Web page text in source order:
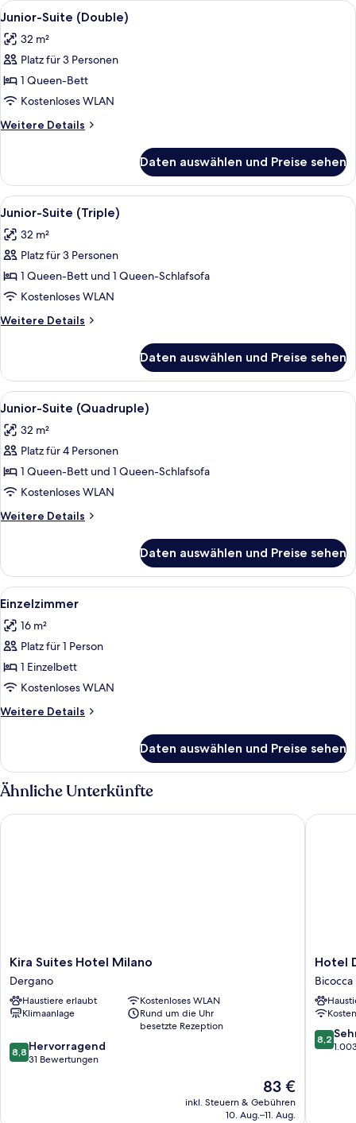
Use)
Alle
Fotos
für
Junior-
Suite
(Double)
anzeigen
Ein Hotelzimmer mit einem großen
4
Junior-Suite (Double)
32 m²
Platz für 3 Personen
1 Queen-Bett
Kostenloses WLAN
Weitere Details
Weitere
Suite
(Double)
Daten auswählen und Preise sehen
Alle
Fotos
für
Junior-
Suite
(Triple)
anzeigen
Ein Hotelzimmer mit einem großen
4
Junior-Suite (Triple)
32 m²
Platz für 3 Personen
1 Queen-Bett und 1 Queen-Schlafsofa
Kostenloses WLAN
Weitere Details
Weitere
Suite
(Triple)
Daten auswählen und Preise sehen
Alle
Fotos
für
Junior-
Suite
(Quadruple)
anzeigen
Ein Hotelzimmer mit einem großen
4
Junior-Suite (Quadruple)
32 m²
Platz für 4 Personen
1 Queen-Bett und 1 Queen-Schlafsofa
Kostenloses WLAN
Weitere Details
Weitere
Suite
(Quadruple)
Daten auswählen und Preise sehen
Alle
Fotos
für
Einzelzimmer
anzeigen
Ein modernes Hotelzimmer mit
4
Einzelzimmer
16 m²
Platz für 1 Person
1 Einzelbett
Kostenloses WLAN
Weitere Details
Weitere
Daten auswählen und Preise sehen
Ähnliche Unterkünfte
Kira
Suites
Hotel
Milano
Dergano
Kira Suites Hotel Milano
Dergano
Haustiere erlaubt
Kostenloses WLAN
Klimaanlage
Rund um die Uhr
besetzte Rezeption
8.8
von
8,8 Hervorragend
31 Bewertungen
Der
Preis
beträgt
83 €
inkl. Steuern & Gebühren
10. Aug.–11. Aug.
Kira Suites Hotel Milano
Hotel
Degli
Bicocca
Hotel
Bicocca
8.2
von
8,2
Hotel